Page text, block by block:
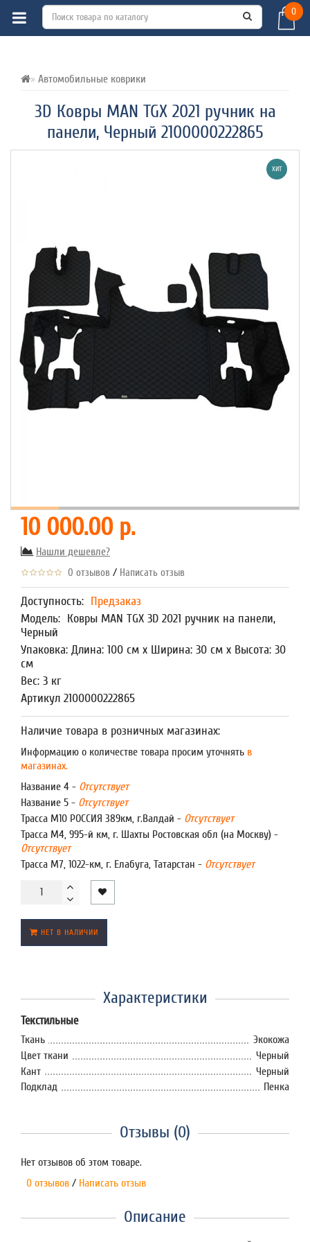
0
Автомобильные коврики
3D Ковры MAN TGX 2021 ручник на
панели, Черный 2100000222865
ВСЕ О ТОВАРЕ ХАРАКТЕРИСТИКИ
ХИТ
10 000.00 р.
Нашли дешевле?
0 отзывов / Написать отзыв
Доступность: Предзаказ
Модель: Ковры MAN TGX 3D 2021 ручник на панели,
Черный
Упаковка: Длина: 100 см x Ширина: 30 см x Высота: 30
см
Вес: 3 кг
Артикул 2100000222865
Наличие товара в розничных магазинах:
Информацию о количестве товара просим уточнять в
магазинах.
Название 4 - Отсутствует
Название 5 - Отсутствует
Трасса М10 РОССИЯ 389км, г.Валдай - Отсутствует
Трасса М4, 995-й км, г. Шахты Ростовская обл (на Москву) -
Отсутствует
Трасса М7, 1022-км, г. Елабуга, Татарстан - Отсутствует
НЕТ В НАЛИЧИИ
Характеристики
Текстильные
Ткань
Экокожа
Цвет ткани
Черный
Кант
Черный
Подклад
Пенка
Отзывы (0)
Нет отзывов об этом товаре.
0 отзывов / Написать отзыв
Описание